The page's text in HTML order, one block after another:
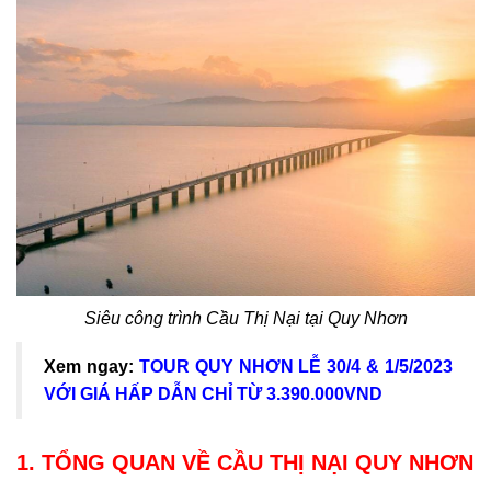
Siêu công trình Cầu Thị Nại tại Quy Nhơn
Xem ngay: TOUR QUY NHƠN LỄ 30/4 & 1/5/2023
VỚI GIÁ HẤP DẪN CHỈ TỪ 3.390.000VND
1. TỔNG QUAN VỀ CẦU THỊ NẠI QUY NHƠN